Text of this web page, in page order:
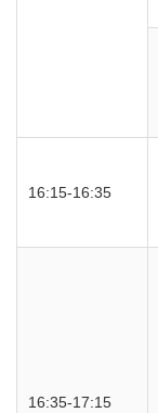
16:15-16:35
16:35-17:15